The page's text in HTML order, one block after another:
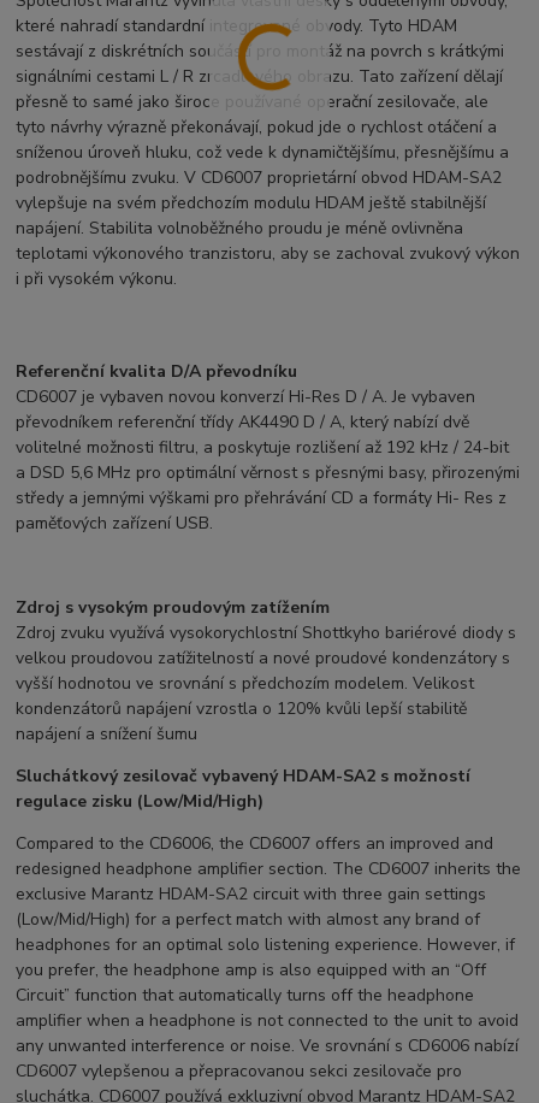
které nahradí standardní integrované obvody. Tyto HDAM
sestávají z diskrétních součástí pro montáž na povrch s krátkými
signálními cestami L / R zrcadlového obrazu. Tato zařízení dělají
přesně to samé jako široce používané operační zesilovače, ale
tyto návrhy výrazně překonávají, pokud jde o rychlost otáčení a
sníženou úroveň hluku, což vede k dynamičtějšímu, přesnějšímu a
podrobnějšímu zvuku. V CD6007 proprietární obvod HDAM-SA2
vylepšuje na svém předchozím modulu HDAM ještě stabilnější
napájení. Stabilita volnoběžného proudu je méně ovlivněna
teplotami výkonového tranzistoru, aby se zachoval zvukový výkon
i při vysokém výkonu.
Referenční kvalita D/A převodníku
CD6007 je vybaven novou konverzí Hi-Res D / A. Je vybaven
převodníkem referenční třídy AK4490 D / A, který nabízí dvě
volitelné možnosti filtru, a poskytuje rozlišení až 192 kHz / 24-bit
a DSD 5,6 MHz pro optimální věrnost s přesnými basy, přirozenými
středy a jemnými výškami pro přehrávání CD a formáty Hi- Res z
paměťových zařízení USB.
Zdroj s vysokým proudovým zatížením
Zdroj zvuku využívá vysokorychlostní Shottkyho bariérové diody s
velkou proudovou zatížitelností a nové proudové kondenzátory s
vyšší hodnotou ve srovnání s předchozím modelem. Velikost
kondenzátorů napájení vzrostla o 120% kvůli lepší stabilitě
napájení a snížení šumu
Sluchátkový zesilovač vybavený HDAM-SA2 s možností
regulace zisku (Low/Mid/High)
Compared to the CD6006, the CD6007 offers an improved and
redesigned headphone amplifier section. The CD6007 inherits the
exclusive Marantz HDAM-SA2 circuit with three gain settings
(Low/Mid/High) for a perfect match with almost any brand of
headphones for an optimal solo listening experience. However, if
you prefer, the headphone amp is also equipped with an “Off
Circuit” function that automatically turns off the headphone
amplifier when a headphone is not connected to the unit to avoid
any unwanted interference or noise. Ve srovnání s CD6006 nabízí
CD6007 vylepšenou a přepracovanou sekci zesilovače pro
sluchátka. CD6007 používá exkluzivní obvod Marantz HDAM-SA2